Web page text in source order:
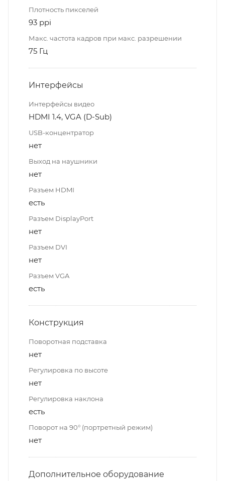
Плотность пикселей
93 ppi
Макс. частота кадров при макс. разрешении
75 Гц
Интерфейсы
Интерфейсы видео
HDMI 1.4, VGA (D-Sub)
USB-концентратор
нет
Выход на наушники
нет
Разъем HDMI
есть
Разъем DisplayPort
нет
Разъем DVI
нет
Разъем VGA
есть
Конструкция
Поворотная подставка
нет
Регулировка по высоте
нет
Регулировка наклона
есть
Поворот на 90° (портретный режим)
нет
Дополнительное оборудование